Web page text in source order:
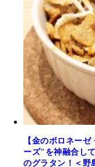
【金のボロネー
ーズ"を神融合し
のグラタン！＜野